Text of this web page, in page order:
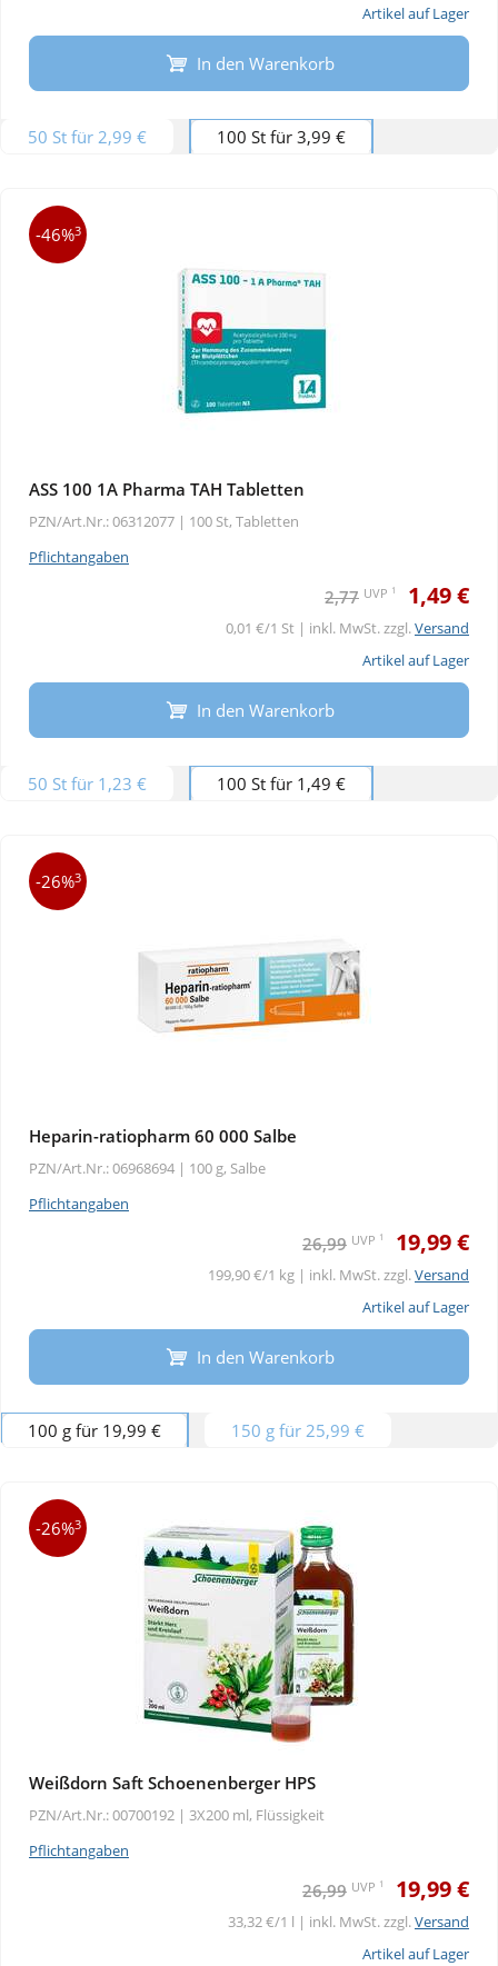
Artikel auf Lager
In den Warenkorb
50 St für 2,99 € 100 St für 3,99 €
-46%3
ASS 100 1A Pharma TAH Tabletten
PZN/Art.Nr.: 06312077 | 100 St, Tabletten
Pflichtangaben
2,77 UVP 1 1,49 €
0,01 €/1 St | inkl. MwSt. zzgl.Versand
Artikel auf Lager
In den Warenkorb
50 St für 1,23 € 100 St für 1,49 €
-26%3
Heparin-ratiopharm 60 000 Salbe
PZN/Art.Nr.: 06968694 | 100 g, Salbe
Pflichtangaben
26,99 UVP 1 19,99 €
199,90 €/1 kg | inkl. MwSt. zzgl.Versand
Artikel auf Lager
In den Warenkorb
100 g für 19,99 € 150 g für 25,99 €
-26%3
Weißdorn Saft Schoenenberger HPS
PZN/Art.Nr.: 00700192 | 3X200 ml, Flüssigkeit
Pflichtangaben
26,99 UVP 1 19,99 €
33,32 €/1 l | inkl. MwSt. zzgl.Versand
Artikel auf Lager